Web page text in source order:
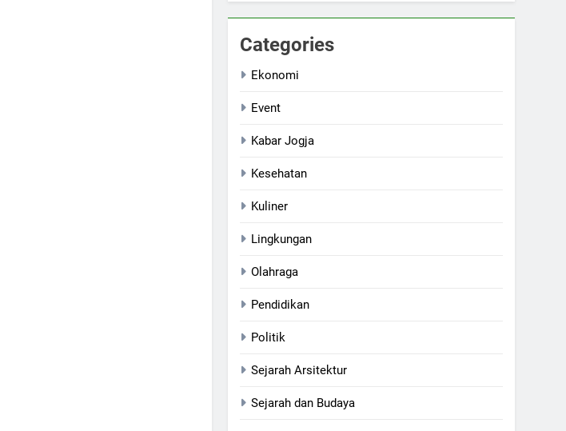
Categories
Ekonomi
Event
Kabar Jogja
Kesehatan
Kuliner
Lingkungan
Olahraga
Pendidikan
Politik
Sejarah Arsitektur
Sejarah dan Budaya